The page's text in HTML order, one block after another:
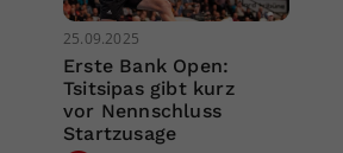
25.09.2025
Erste Bank Open:
Tsitsipas gibt kurz
vor Nennschluss
Startzusage